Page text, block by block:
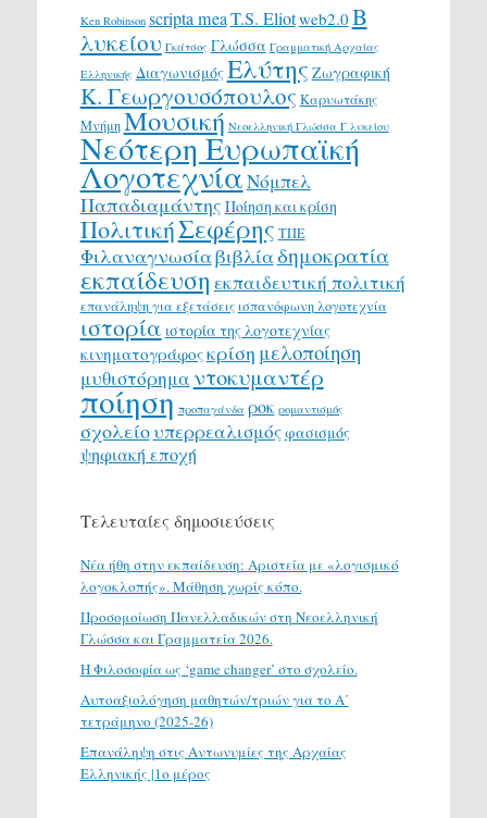
Ken Robinson scripta meaT.S. Eliotweb2.0 Β
λυκείου Γκάτσος Γλώσσα Γραμματική Αρχαίας
Ελληνικής ΔιαγωνισμόςΕλύτης Ζωγραφική
Κ. Γεωργουσόπουλος Καρυωτάκης
ΜνήμηΜουσική Νεοελληνική Γλώσσα Γ λυκείου
Νεότερη Ευρωπαϊκή
ΛογοτεχνίαΝόμπελ
Παπαδιαμάντης Ποίηση και κρίση
ΠολιτικήΣεφέρης ΤΠΕ
Φιλαναγνωσίαβιβλίαδημοκρατία
εκπαίδευση εκπαιδευτική πολιτική
επανάληψη για εξετάσεις ισπανόφωνη λογοτεχνία
ιστορία ιστορία της λογοτεχνίας
κινηματογράφοςκρίση μελοποίηση
μυθιστόρημα ντοκυμαντέρ
ποίηση προπαγάνδα ροκ ρομαντισμός
σχολείουπερρεαλισμόςφασισμός
ψηφιακή εποχή
Τελευταίες δημοσιεύσεις
Νέα ήθη στην εκπαίδευση: Αριστεία με «λογισμικό
λογοκλοπής». Μάθηση χωρίς κόπο.
Προσομοίωση Πανελλαδικών στη Νεοελληνική
Γλώσσα και Γραμματεία 2026.
H Φιλοσοφία ως ‘game changer’ στο σχολείο.
Αυτοαξιολόγηση μαθητών/τριών για το Α΄
τετράμηνο (2025-26)
Επανάληψη στις Αντωνυμίες της Αρχαίας
Ελληνικής |1ο μέρος